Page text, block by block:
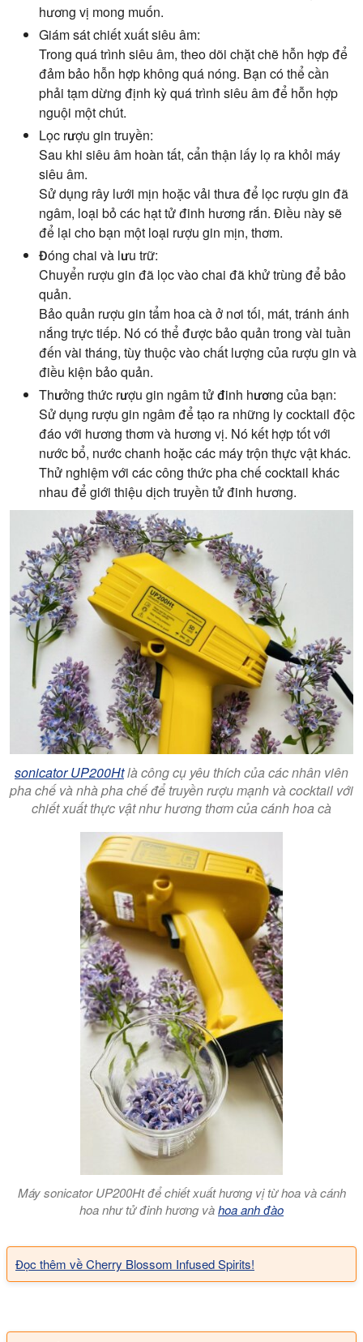
hương vị mong muốn.
Giám sát chiết xuất siêu âm:
Trong quá trình siêu âm, theo dõi chặt chẽ hỗn hợp để
đảm bảo hỗn hợp không quá nóng. Bạn có thể cần
phải tạm dừng định kỳ quá trình siêu âm để hỗn hợp
nguội một chút.
Lọc rượu gin truyền:
Sau khi siêu âm hoàn tất, cẩn thận lấy lọ ra khỏi máy
siêu âm.
Sử dụng rây lưới mịn hoặc vải thưa để lọc rượu gin đã
ngâm, loại bỏ các hạt tử đinh hương rắn. Điều này sẽ
để lại cho bạn một loại rượu gin mịn, thơm.
Đóng chai và lưu trữ:
Chuyển rượu gin đã lọc vào chai đã khử trùng để bảo
quản.
Bảo quản rượu gin tẩm hoa cà ở nơi tối, mát, tránh ánh
nắng trực tiếp. Nó có thể được bảo quản trong vài tuần
đến vài tháng, tùy thuộc vào chất lượng của rượu gin và
điều kiện bảo quản.
Thưởng thức rượu gin ngâm tử đinh hương của bạn:
Sử dụng rượu gin ngâm để tạo ra những ly cocktail độc
đáo với hương thơm và hương vị. Nó kết hợp tốt với
nước bổ, nước chanh hoặc các máy trộn thực vật khác.
Thử nghiệm với các công thức pha chế cocktail khác
nhau để giới thiệu dịch truyền tử đinh hương.
sonicator UP200Htlà công cụ yêu thích của các nhân viên
pha chế và nhà pha chế để truyền rượu mạnh và cocktail với
chiết xuất thực vật như hương thơm của cánh hoa cà
Máy sonicator UP200Ht để chiết xuất hương vị từ hoa và cánh
hoa như tử đinh hương vàhoa anh đào
Đọc thêm về Cherry Blossom Infused Spirits!